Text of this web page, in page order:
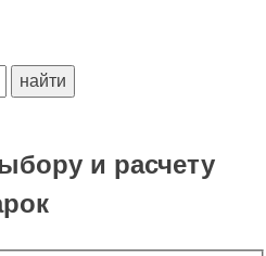
и расчету